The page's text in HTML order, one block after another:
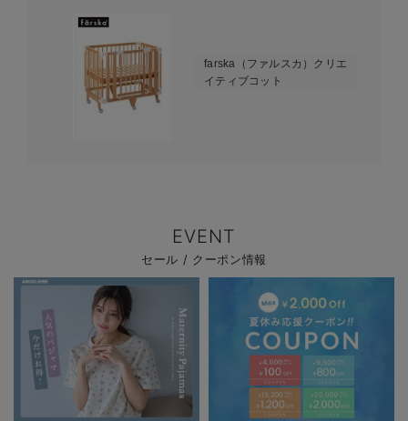
farska（ファルスカ）クリエ
イティブコット
EVENT
セール / クーポン情報